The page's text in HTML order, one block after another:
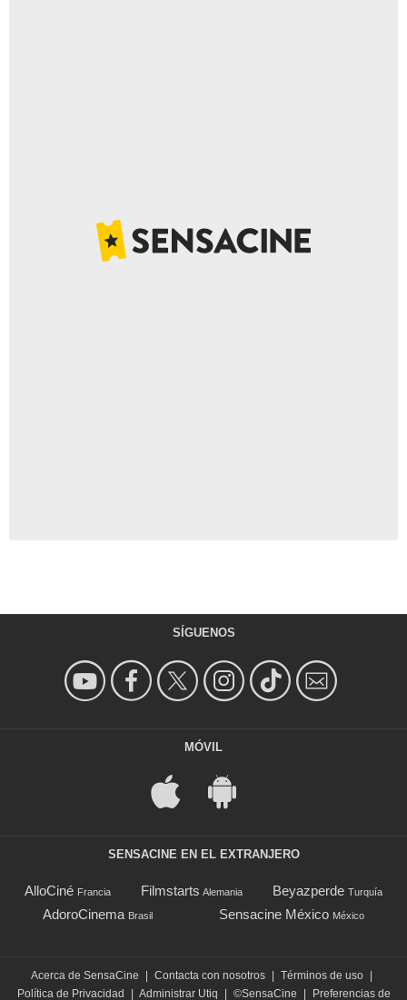
SÍGUENOS
MÓVIL
SENSACINE EN EL EXTRANJERO
AlloCiné Francia Filmstarts Alemania Beyazperde Turquía
AdoroCinema Brasil Sensacine México México
Acerca de SensaCine Contacta con nosotros Términos de uso
Política de Privacidad
Administrar Utiq ©SensaCine Preferencias de